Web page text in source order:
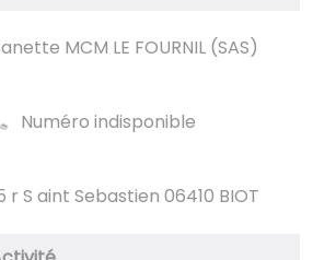
MCM LE FOURNIL (SAS)
Numéro indisponible
r S aint Sebastien 06410 BIOT